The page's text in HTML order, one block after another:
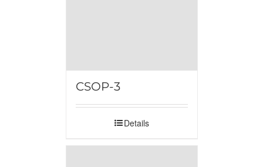
CSOP-3
Details